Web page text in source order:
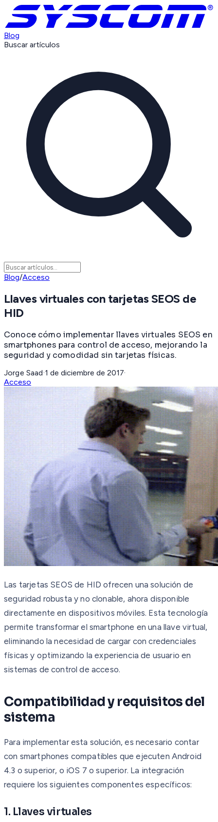
Blog
Buscar artículos
Blog/Acceso
Llaves virtuales con tarjetas SEOS de
HID
Conoce cómo implementar llaves virtuales SEOS en
smartphones para control de acceso, mejorando la
seguridad y comodidad sin tarjetas físicas.
Jorge Saad·1 de diciembre de 2017·
Acceso
Las tarjetas SEOS de HID ofrecen una solución de
seguridad robusta y no clonable, ahora disponible
directamente en dispositivos móviles. Esta tecnología
permite transformar el smartphone en una llave virtual,
eliminando la necesidad de cargar con credenciales
físicas y optimizando la experiencia de usuario en
sistemas de control de acceso.
Compatibilidad y requisitos del
sistema
Para implementar esta solución, es necesario contar
con smartphones compatibles que ejecuten Android
4.3 o superior, o iOS 7 o superior. La integración
requiere los siguientes componentes específicos:
1. Llaves virtuales